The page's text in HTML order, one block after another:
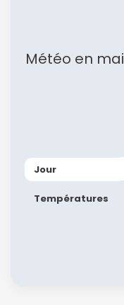
Météo en mai
Jour
Températures